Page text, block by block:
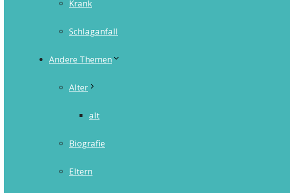
Krank
Schlaganfall
Andere Themen
Alter
alt
Biografie
Eltern